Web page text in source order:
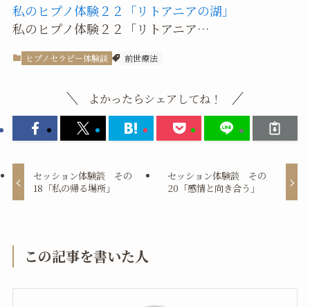
私のヒプノ体験２２「リトアニアの湖」
私のヒプノ体験２２「リトアニア…
ヒプノセラピー体験談 前世療法
よかったらシェアしてね！
セッション体験談 その
18「私の帰る場所」
セッション体験談 その
20「感情と向き合う」
この記事を書いた人